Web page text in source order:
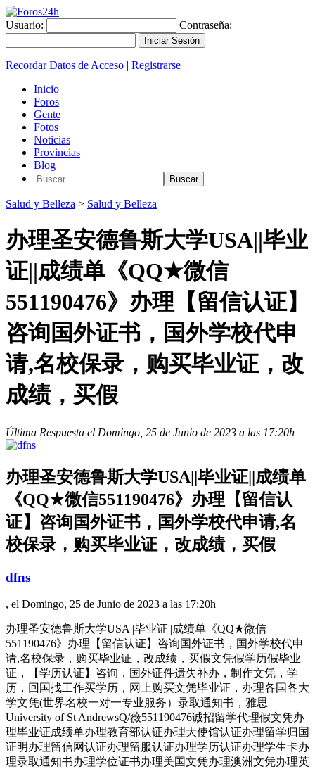
Usuario: Contraseña:
Recordar Datos de Acceso | Registrarse
Inicio
Foros
Gente
Fotos
Noticias
Provincias
Blog
Salud y Belleza > Salud y Belleza
办理圣安德鲁斯大学USA||毕业
证||成绩单《QQ★微信
551190476》办理【留信认证】
咨询国外证书，国外学校代申
请,名校保录，购买毕业证，改
成绩，买假
Última Respuesta el Domingo, 25 de Junio de 2023 a las 17:20h
办理圣安德鲁斯大学USA||毕业证||成绩单
《QQ★微信551190476》办理【留信认
证】咨询国外证书，国外学校代申请,名
校保录，购买毕业证，改成绩，买假
dfns
, el Domingo, 25 de Junio de 2023 a las 17:20h
办理圣安德鲁斯大学USA||毕业证||成绩单《QQ★微信
551190476》办理【留信认证】咨询国外证书，国外学校代申
请,名校保录，购买毕业证，改成绩，买假文凭假学历假毕业
证，【学历认证】咨询，国外证件遗失补办，制作文凭，学
历，回国找工作买学历，网上购买文凭毕业证，办理各国各大
学文凭(世界名校一对一专业服务）录取通知书，雅思
University of St AndrewsQ/薇551190476诚招留学代理假文凭办
理毕业证成绩单办理教育部认证办理大使馆认证办理留学归国
证明办理留信网认证办理留服认证办理学历认证办理学生卡办
理录取通知书办理学位证书办理美国文凭办理澳洲文凭办理英